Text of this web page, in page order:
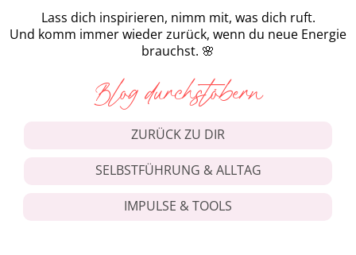
Lass dich inspirieren, nimm mit, was dich ruft.
Und komm immer wieder zurück, wenn du neue Energie
brauchst. 🌸
Blog durchstöbern
ZURÜCK ZU DIR
SELBSTFÜHRUNG & ALLTAG
IMPULSE & TOOLS